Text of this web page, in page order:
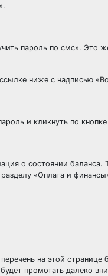
пароль по смс». Это
ниже с надписью
и кликнуть по
о состоянии баланса.
«Оплата и
на этой
промотать далеко